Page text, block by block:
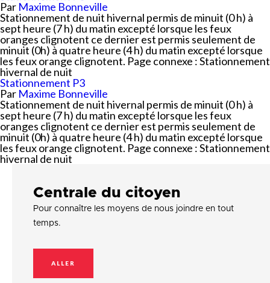
Par Maxime Bonneville
Stationnement de nuit hivernal permis de minuit (0 h) à
sept heure (7 h) du matin excepté lorsque les feux
oranges clignotent ce dernier est permis seulement de
minuit (0h) à quatre heure (4 h) du matin excepté lorsque
les feux orange clignotent. Page connexe : Stationnement
hivernal de nuit
Stationnement P3
Par Maxime Bonneville
Stationnement de nuit hivernal permis de minuit (0 h) à
sept heure (7 h) du matin excepté lorsque les feux
oranges clignotent ce dernier est permis seulement de
minuit (0h) à quatre heure (4 h) du matin excepté lorsque
les feux orange clignotent. Page connexe : Stationnement
hivernal de nuit
Centrale du citoyen
Pour connaître les moyens de nous joindre en tout
temps.
ALLER